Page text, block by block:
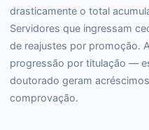
drasticamente o total
Servidores que ingressam
de reajustes por promoção.
progressão por titulação —
doutorado geram
comprovação.